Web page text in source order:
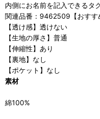
内側にお名前を記入できるタ
関連品番：9462509【おすす
【透け感】透けない
【生地の厚さ】普通
【伸縮性】あり
【裏地】なし
【ポケット】なし
素材
綿100%